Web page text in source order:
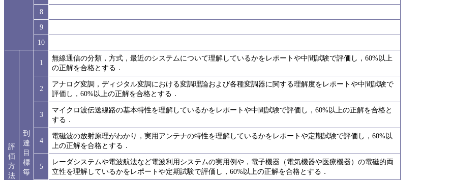
8
9
10
評
価
方
法
到
達
目
標
毎
1
無線通信の分類，方式，最近のシステムについて理解しているかをレポートや中間試験で評価し，60%以上
の正解を合格とする．
2
アナログ変調，ディジタル変調における変調理論および各種変調器に関する理解度をレポートや中間試験で
評価し，60%以上の正解を合格とする．
3
マイクロ波伝送線路の基本特性を理解しているかをレポートや中間試験で評価し，60%以上の正解を合格と
する．
4
電磁波の放射原理がわかり，実用アンテナの特性を理解しているかをレポートや定期試験で評価し，60%以
上の正解を合格とする．
5
レーダシステムや電波航法など電波利用システムの実用例や，電子機器（電気機器や医療機器）の電磁的両
立性を理解しているかをレポートや定期試験で評価し，60%以上の正解を合格とする．